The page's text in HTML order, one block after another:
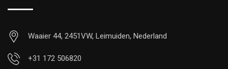
Waaier 44, 2451VW, Leimuiden, Nederland
+31 172 506820